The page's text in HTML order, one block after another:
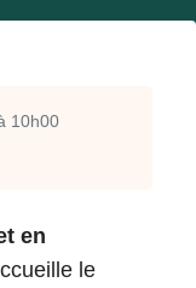
10h00
en
le